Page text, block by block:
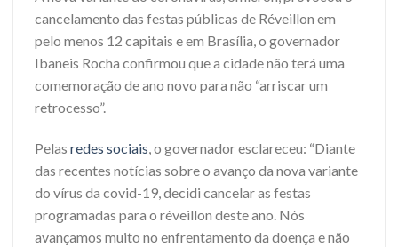
cancelamento das festas públicas de Réveillon em
pelo menos 12 capitais e em Brasília, o governador
Ibaneis Rocha confirmou que a cidade não terá uma
comemoração de ano novo para não “arriscar um
retrocesso”.
Pelas redes sociais, o governador esclareceu: “Diante
das recentes notícias sobre o avanço da nova variante
do vírus da covid-19, decidi cancelar as festas
programadas para o réveillon deste ano. Nós
avançamos muito no enfrentamento da doença e não